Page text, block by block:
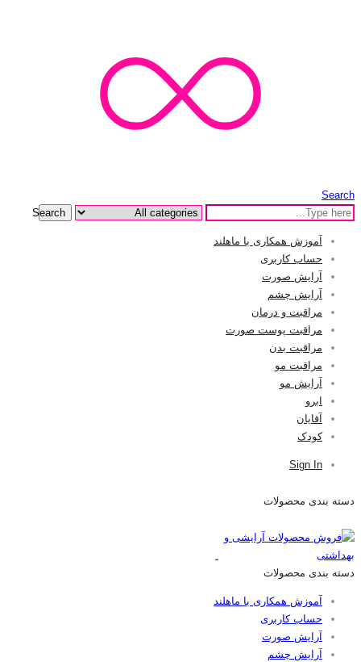
Search
Search
آموزش همکاری با ماهلند
حساب کاربری
آرایش صورت
آرایش چشم
مراقبت و درمان
مراقبت پوست صورت
مراقبت بدن
مراقبت مو
آرایش مو
ابرو
آقایان
کودک
Sign In
دسته بندی محصولات
دسته بندی محصولات
آموزش همکاری با ماهلند
حساب کاربری
آرایش صورت
آرایش چشم